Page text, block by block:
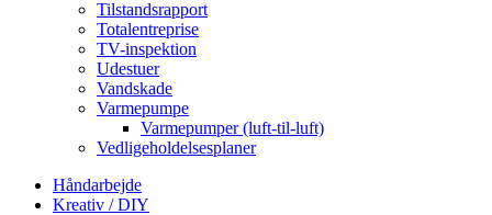
Tilstandsrapport
Totalentreprise
TV-inspektion
Udestuer
Vandskade
Varmepumpe
Varmepumper (luft-til-luft)
Vedligeholdelsesplaner
Håndarbejde
Kreativ / DIY